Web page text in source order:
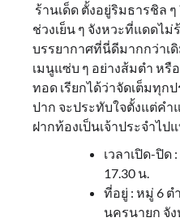
ร้านเด็ด ตั้งอยู่ริมธารชิล
ช่วงเย็น ๆ จังหวะที่แดดไ
บรรยากาศที่นี่ดีมากกว่าเ
เมนูแซ่บ ๆ อย่างส้มตำ หรื
ทอด เรียกได้ว่าจัดเต็มทุก
ปาก จะประทับใจตั้งแต่คำ
ฝากท้องเป็นเจ้าประจำไป
เวลาเปิด-ปิด
17.30 น.
ที่อยู่ : หมู่ 6 ต
นครนายก จั